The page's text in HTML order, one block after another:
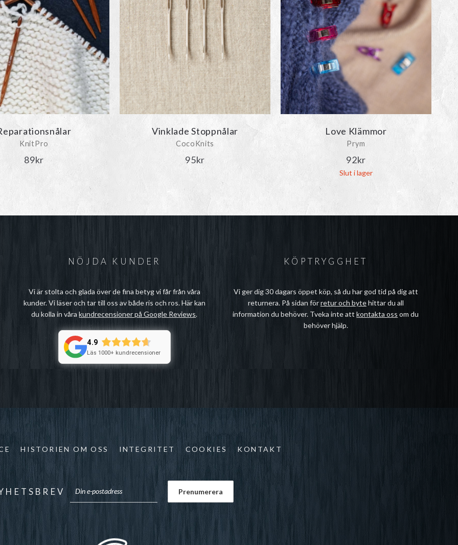
KnitPro
89kr
Vinklade Stoppnålar
CocoKnits
95kr
Love Klämmor
Prym
92kr
Slut i lager
NÖJDA KUNDER
Vi är stolta och glada över de fina betyg vi får från våra
kunder. Vi läser och tar till oss av både ris och ros. Här kan
du kolla in vårakundrecensioner på Google Reviews.
4.9
Läs 1000+ kundrecensioner
KÖPTRYGGHET
Vi ger dig 30 dagars öppet köp, så du har god tid på dig att
returnera. På sidan förretur och bytehittar du all
information du behöver. Tveka inte attkontakta oss om du
behöver hjälp.
HISTORIEN OM OSS INTEGRITET COOKIES KONTAKT